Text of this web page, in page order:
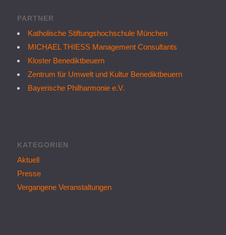
PARTNER
Katholische Stiftungshochschule München
MICHAEL THIESS Management Consultants
Kloster Benediktbeuern
Zentrum für Umwelt und Kultur Benediktbeuern
Bayerische Philharmonie e.V.
KATEGORIEN
Aktuell
Presse
Vergangene Veranstaltungen